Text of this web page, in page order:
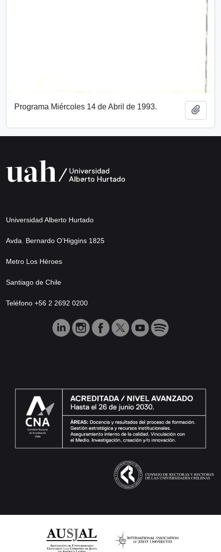
Programa Miércoles 14 de Abril de 1993.
Universidad Alberto Hurtado
Avda. Bernardo O’Higgins 1825
Metro Los Héroes
Santiago de Chile
Teléfono +56 2 2692 0200